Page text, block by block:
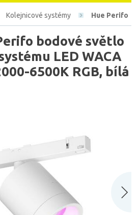
Kolejnicové systémy Hue Perifo
bodové světlo
LED WACA
6500K RGB, bílá